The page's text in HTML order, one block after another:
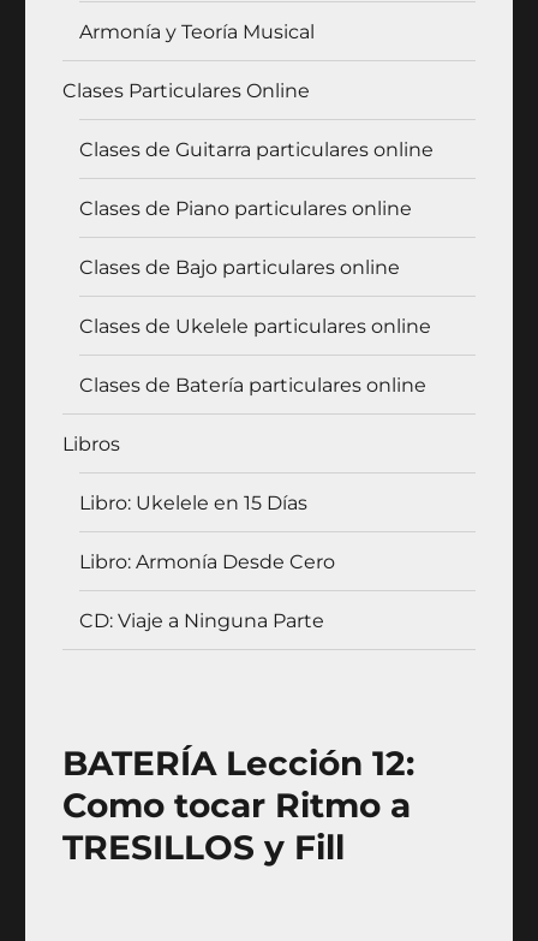
Armonía y Teoría Musical
Clases Particulares Online
Clases de Guitarra particulares online
Clases de Piano particulares online
Clases de Bajo particulares online
Clases de Ukelele particulares online
Clases de Batería particulares online
Libros
Libro: Ukelele en 15 Días
Libro: Armonía Desde Cero
CD: Viaje a Ninguna Parte
BATERÍA Lección 12:
Como tocar Ritmo a
TRESILLOS y Fill